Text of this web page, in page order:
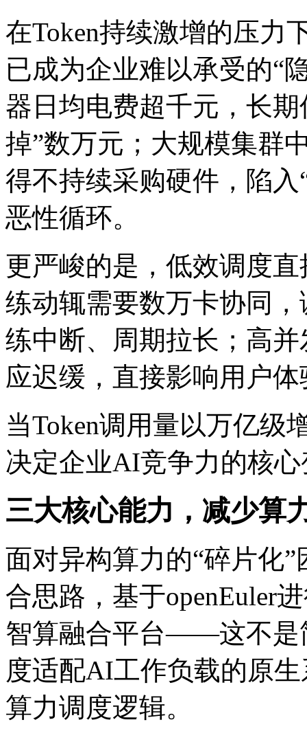
在Token持续激增的压力
已成为企业难以承受的“
器日均电费超千元，长
掉”数万元；大规模集群
得不持续采购硬件，陷
恶性循环。
更严峻的是，低效调度
练动辄需要数万卡协同
练中断、周期拉长；高
应迟缓，直接影响用户
当Token调用量以万亿级
决定企业AI竞争力的核
三大核心能力，减少算
面对异构算力的“碎片化
合思路，基于openEuler
智算融合平台——这不是
度适配AI工作负载的原
算力调度逻辑。